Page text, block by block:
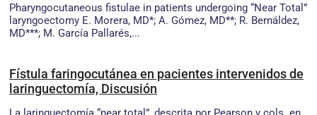
Pharyngocutaneous fistulae in patients undergoing “Near Total”
laryngoectomy E. Morera, MD*; A. Gómez, MD**; R. Bernáldez,
MD***; M. García Pallarés,...
Fístula faringocutánea en pacientes intervenidos de
laringuectomía, Discusión